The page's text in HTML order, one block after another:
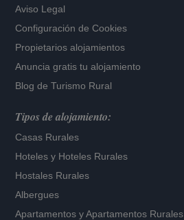
Aviso Legal
Configuración de Cookies
Propietarios alojamientos
Anuncia gratis tu alojamiento
Blog de Turismo Rural
Tipos de alojamiento:
Casas Rurales
Hoteles y Hoteles Rurales
Hostales Rurales
Albergues
Apartamentos yApartamentos Rurales